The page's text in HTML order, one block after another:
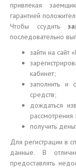
привлекая
гарантией
Чтобы ссудить
последовательно
зайти на сайт
кабинет;
заполнить и
средств;
дождаться
рассмотрения
получить
Для регистрации в
данные. В
предоставлять